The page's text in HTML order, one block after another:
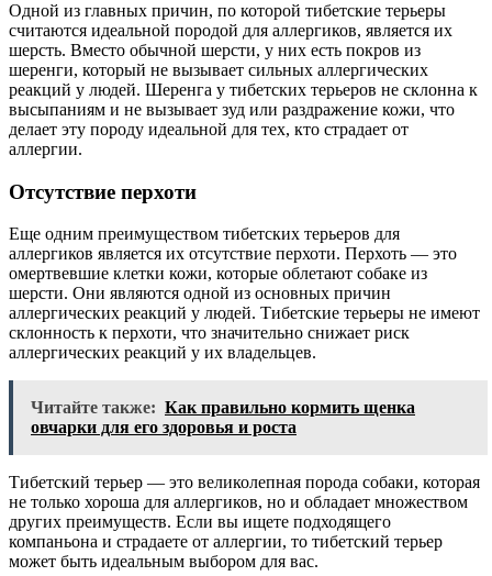
Одной из главных причин, по которой тибетские терьеры
считаются идеальной породой для аллергиков, является их
шерсть. Вместо обычной шерсти, у них есть покров из
шеренги, который не вызывает сильных аллергических
реакций у людей. Шеренга у тибетских терьеров не склонна к
высыпаниям и не вызывает зуд или раздражение кожи, что
делает эту породу идеальной для тех, кто страдает от
аллергии.
Отсутствие перхоти
Еще одним преимуществом тибетских терьеров для
аллергиков является их отсутствие перхоти. Перхоть — это
омертвевшие клетки кожи, которые облетают собаке из
шерсти. Они являются одной из основных причин
аллергических реакций у людей. Тибетские терьеры не имеют
склонность к перхоти, что значительно снижает риск
аллергических реакций у их владельцев.
Читайте также: Как правильно кормить щенка
овчарки для его здоровья и роста
Тибетский терьер — это великолепная порода собаки, которая
не только хороша для аллергиков, но и обладает множеством
других преимуществ. Если вы ищете подходящего
компаньона и страдаете от аллергии, то тибетский терьер
может быть идеальным выбором для вас.